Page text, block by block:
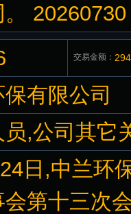
交易金额：
有限公司
员,公司其它
日,中兰环
第十三次